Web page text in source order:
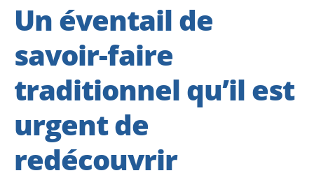
Un éventail de
savoir-faire
traditionnel qu’il est
urgent de
redécouvrir